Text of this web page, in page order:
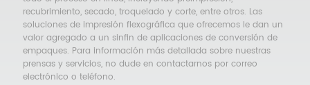
recubrimiento, secado, troquelado y corte, entre otros. Las
soluciones de impresión flexográfica que ofrecemos le dan un
valor agregado a un sinfin de aplicaciones de conversión de
empaques. Para información más detallada sobre nuestras
prensas y servicios, no dude en contactarnos por correo
electrónico o teléfono.